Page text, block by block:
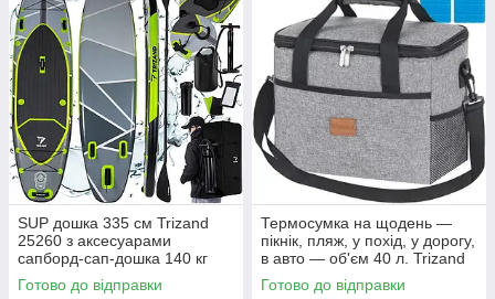
SUP дошка 335 см Trizand
25260 з аксесуарами
сапборд-сап-дошка 140 кг
Готово до відправки
Термосумка на щодень —
пікнік, пляж, у похід, у дорогу,
в авто — об'єм 40 л. Trizand
23843
Готово до відправки